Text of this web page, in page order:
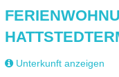
Unterkunft anzeigen